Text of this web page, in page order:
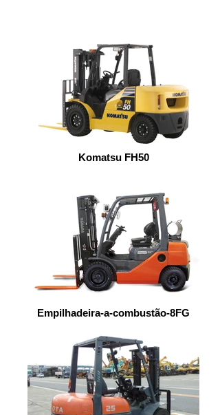
Komatsu FH50
Empilhadeira-a-combustão-8FG